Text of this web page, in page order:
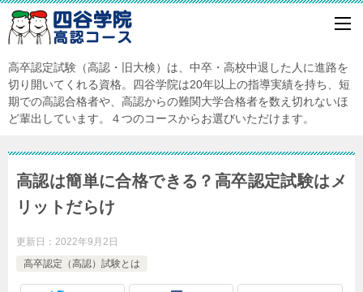
高卒認定試験（高認・旧大検）は、中卒・高校中退した人に進路を
切り開いてくれる資格。四谷学院は20年以上の指導実績を持ち、短
期での高認合格者や、高認からの難関大学合格者を数え切れないほ
ど輩出しています。４つのコースからお選びいただけます。
高認は簡単に合格できる？高卒認定試験はメ
リットだらけ
更新日： 2022年9月2日
高卒認定（高認）試験とは